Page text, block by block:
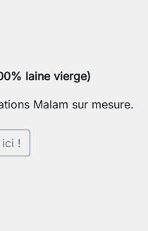
laine vierge)
Malam sur mesure.
ici !